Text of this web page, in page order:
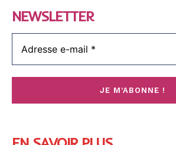
NEWSLETTER